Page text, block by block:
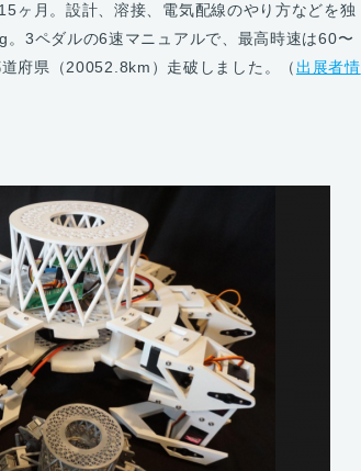
ヶ月。設計、溶接、電気配線のやり方などを独
3ペダルの6速マニュアルで、最高時速は60〜
府県（20052.8km）走破しました。（出展者情